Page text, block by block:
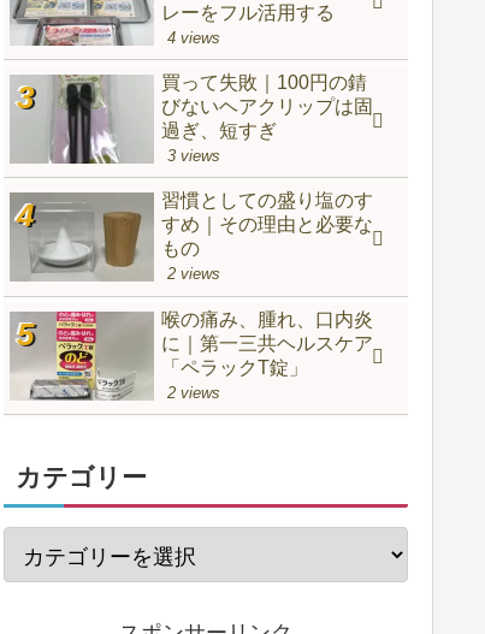
レーをフル活用する
4 views
買って失敗｜100円の錆
びないヘアクリップは固
過ぎ、短すぎ
3 views
習慣としての盛り塩のす
すめ｜その理由と必要な
もの
2 views
喉の痛み、腫れ、口内炎
に｜第一三共ヘルスケア
「ペラックT錠」
2 views
カテゴリー